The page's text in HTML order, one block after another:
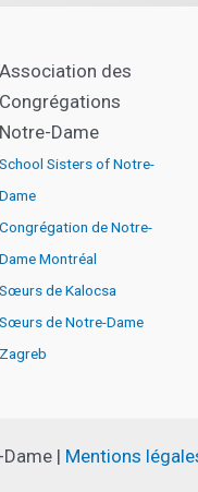
Association des
Congrégations
Notre-Dame
School Sisters of Notre-
Dame
Congrégation de Notre-
Dame Montréal
Sœurs de Kalocsa
Sœurs de Notre-Dame
Zagreb
| Mentions